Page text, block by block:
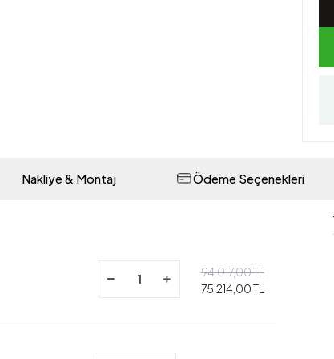
Nakliye & Montaj Ödeme Seçenekleri
94.017,00 TL
75.214,00 TL